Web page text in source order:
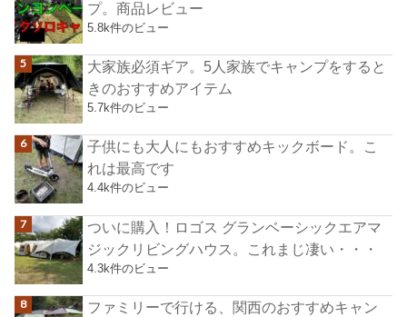
プ。商品レビュー
5.8k件のビュー
大家族必須ギア。5人家族でキャンプをすると
きのおすすめアイテム
5.7k件のビュー
子供にも大人にもおすすめキックボード。こ
れは最高です
4.4k件のビュー
ついに購入！ロゴス グランベーシックエアマ
ジックリビングハウス。これまじ凄い・・・
4.3k件のビュー
ファミリーで行ける、関西のおすすめキャン